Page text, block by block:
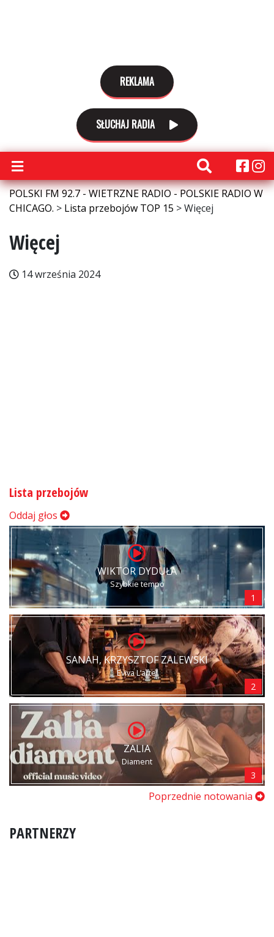
REKLAMA
SŁUCHAJ RADIA
POLSKI FM 92.7 - WIETRZNE RADIO - POLSKIE RADIO W
CHICAGO. > Lista przebojów TOP 15 >Więcej
Więcej
14 września 2024
Lista przebojów
Oddaj głos
WIKTOR DYDUŁA
Szybkie tempo
1
SANAH, KRZYSZTOF ZALEWSKI
Eviva L’arte!
2
ZALIA
Diament
3
Poprzednie notowania
PARTNERZY